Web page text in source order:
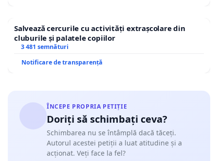
Salvează cercurile cu activități extrașcolare din
cluburile și palatele copiilor
3 481 semnături
Notificare de transparență
ÎNCEPE PROPRIA PETIȚIE
Doriți să schimbați ceva?
Schimbarea nu se întâmplă dacă tăceți.
Autorul acestei petiții a luat atitudine și a
acționat. Veți face la fel?